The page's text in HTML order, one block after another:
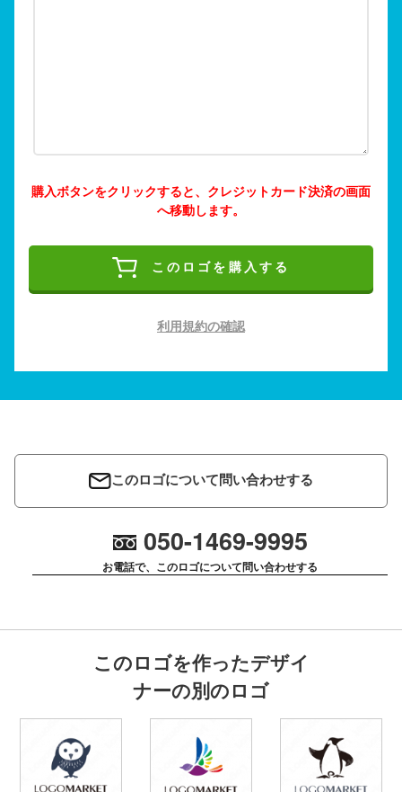
購入ボタンをクリックすると、クレジットカード決済の画面
へ移動します。
このロゴを購入する
利用規約の確認
このロゴについて問い合わせする
050-1469-9995
お電話で、このロゴについて問い合わせする
このロゴを作ったデザイ
ナーの別のロゴ